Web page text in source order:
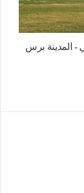
- المدينة برس